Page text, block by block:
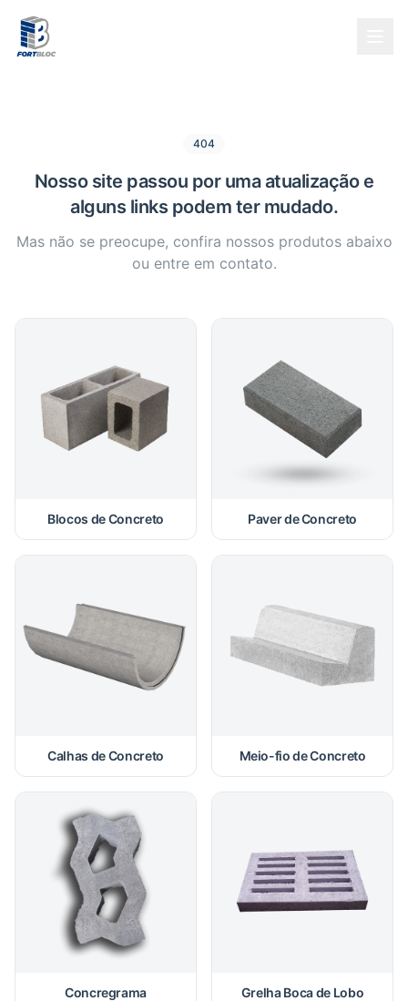
404
Nosso site passou por uma atualização e
alguns links podem ter mudado.
Mas não se preocupe, confira nossos produtos abaixo
ou entre em contato.
Blocos de Concreto Paver de Concreto
Calhas de Concreto Meio-fio de Concreto
Concregrama Grelha Boca de Lobo